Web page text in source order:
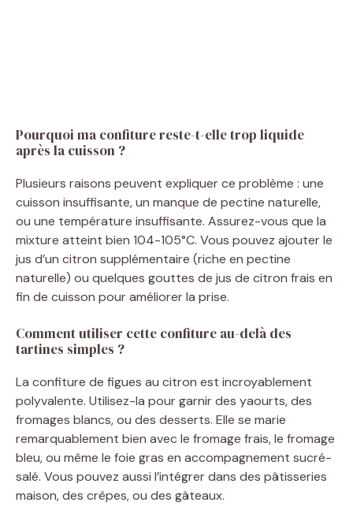
Pourquoi ma confiture reste-t-elle trop liquide
après la cuisson ?
Plusieurs raisons peuvent expliquer ce problème : une
cuisson insuffisante, un manque de pectine naturelle,
ou une température insuffisante. Assurez-vous que la
mixture atteint bien 104-105°C. Vous pouvez ajouter le
jus d’un citron supplémentaire (riche en pectine
naturelle) ou quelques gouttes de jus de citron frais en
fin de cuisson pour améliorer la prise.
Comment utiliser cette confiture au-delà des
tartines simples ?
La confiture de figues au citron est incroyablement
polyvalente. Utilisez-la pour garnir des yaourts, des
fromages blancs, ou des desserts. Elle se marie
remarquablement bien avec le fromage frais, le fromage
bleu, ou même le foie gras en accompagnement sucré-
salé. Vous pouvez aussi l’intégrer dans des pâtisseries
maison, des crêpes, ou des gâteaux.